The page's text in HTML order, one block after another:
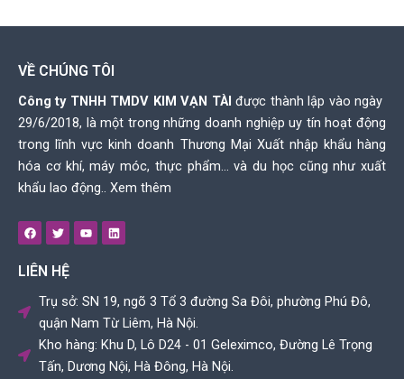
VỀ CHÚNG TÔI
Công ty TNHH TMDV KIM VẠN TÀI được thành lập vào ngày
29/6/2018, là một trong những doanh nghiệp uy tín hoạt động
trong lĩnh vực kinh doanh Thương Mại Xuất nhập khẩu hàng
hóa cơ khí, máy móc, thực phẩm… và du học cũng như xuất
khẩu lao động.. Xem thêm
F
a
c
e
b
k
T
w
i
t
r
Y
o
u
e
L
i
n
i
n
LIÊN HỆ
Trụ sở: SN 19, ngõ 3 Tổ 3 đường Sa Đôi, phường Phú Đô,
quận Nam Từ Liêm, Hà Nội.
Kho hàng: Khu D, Lô D24 - 01 Geleximco, Đường Lê Trọng
Tấn, Dương Nội, Hà Đông, Hà Nội.